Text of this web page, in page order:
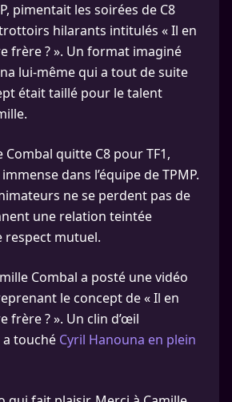
pimentait les soirées de C8
hilarants intitulés « Il en
frère ? ». Un format imaginé
lui-même qui a tout de suite
était taillé pour le talent
Combal quitte C8 pour TF1,
dans l’équipe de TPMP.
ne se perdent pas de
une relation teintée
respect mutuel.
Combal a posté une vidéo
le concept de « Il en
frère ? ». Un clin d’œil
touché Cyril Hanouna en plein